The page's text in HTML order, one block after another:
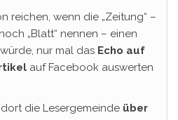
reichen, wenn die „Zeitung“ –
„Blatt“ nennen – einen
nur mal das Echo auf
auf Facebook auswerten
die Lesergemeinde über